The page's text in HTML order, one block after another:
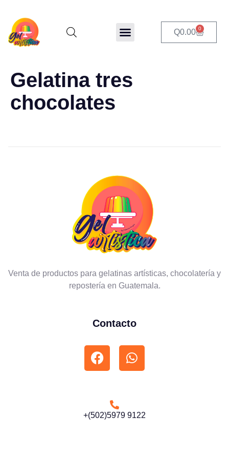
Q0.00 0
Gelatina tres
chocolates
Venta de productos para gelatinas artísticas, chocolatería y
repostería en Guatemala.
Contacto
+(502)5979 9122